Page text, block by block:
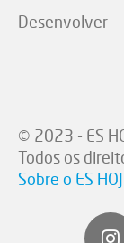
Desenvolver
© 2023 - ES
Todos os
Sobre o ES